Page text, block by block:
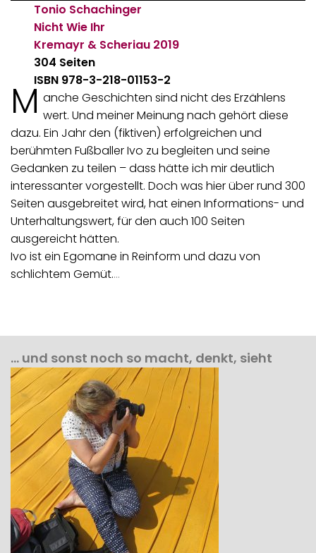
Tonio Schachinger
Nicht Wie Ihr
Kremayr & Scheriau 2019
304 Seiten
ISBN 978-3-218-01153-2
M anche Geschichten sind nicht des Erzählens
wert. Und meiner Meinung nach gehört diese
dazu. Ein Jahr den (fiktiven) erfolgreichen und
berühmten Fußballer Ivo zu begleiten und seine
Gedanken zu teilen – dass hätte ich mir deutlich
interessanter vorgestellt. Doch was hier über rund 300
Seiten ausgebreitet wird, hat einen Informations- und
Unterhaltungswert, für den auch 100 Seiten
ausgereicht hätten.
Ivo ist ein Egomane in Reinform und dazu von
schlichtem Gemüt.…
… und sonst noch so macht, denkt, sieht